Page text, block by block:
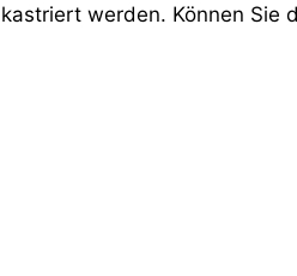
werden. Können Sie